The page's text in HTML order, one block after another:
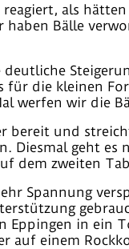
als
Bälle
für die kleinen
werfen wir die
bereit und
Diesmal geht es
dem zweiten
Spannung
Eppingen in ein
auf einem